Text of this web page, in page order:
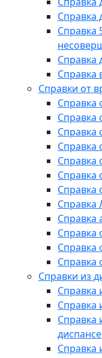
Справка
Справка
Справка
Справка
Справки от
Справка
Справка
Справка
Справка
Справка
Справка
Справка
Справка
Справка
Справка
Справка
Справка
Справки из
Справка
Справка
Справка
Справка